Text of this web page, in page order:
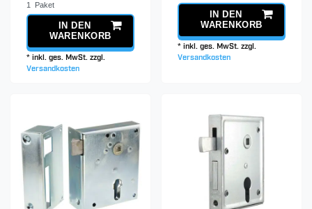
1 Paket
IN DEN
WARENKORB
*inkl. ges. MwSt. zzgl.
Versandkosten
IN DEN
WARENKORB
*inkl. ges. MwSt. zzgl.
Versandkosten